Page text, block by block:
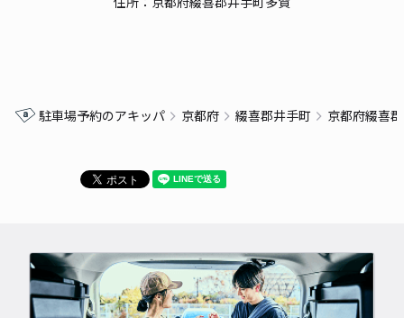
駐車場予約のアキッパ 京都府 綴喜郡井手町 京都府綴喜